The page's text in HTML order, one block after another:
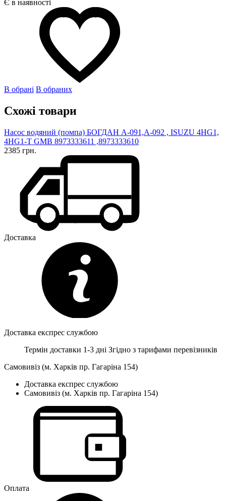
Є в наявності
В обрані В обраних
Схожі товари
Насос водяний (помпа) БОГДАН А-091,А-092 , ISUZU 4HG1,
4HG1-T GMB 8973333611 ,8973333610
2385 грн.
Доставка
Доставка експрес службою
Термін доставки 1-3 дні Згідно з тарифами перевізників
Самовивіз (м. Харків пр. Гагаріна 154)
Доставка експрес службою
Самовивіз (м. Харків пр. Гагаріна 154)
Оплата